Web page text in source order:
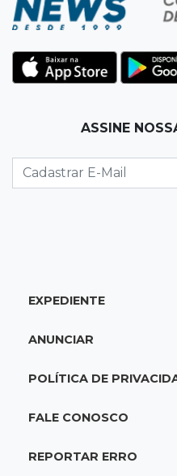
11:28 Audiência de
em acidente que
Preso há quase 1
Esquece de farmar
tráfico de cocaína
10:45Economia verde
ASSINE
EXPEDIENTE
ANUNCIAR
POLÍTICA DE
FALE CONOSCO
REPORTAR ERRO